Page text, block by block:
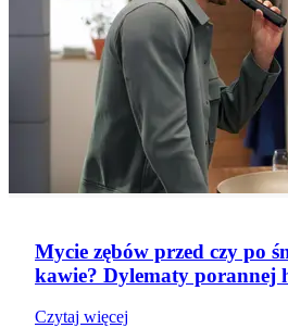
Mycie zębów przed czy po
kawie? Dylematy porannej
Czytaj więcej